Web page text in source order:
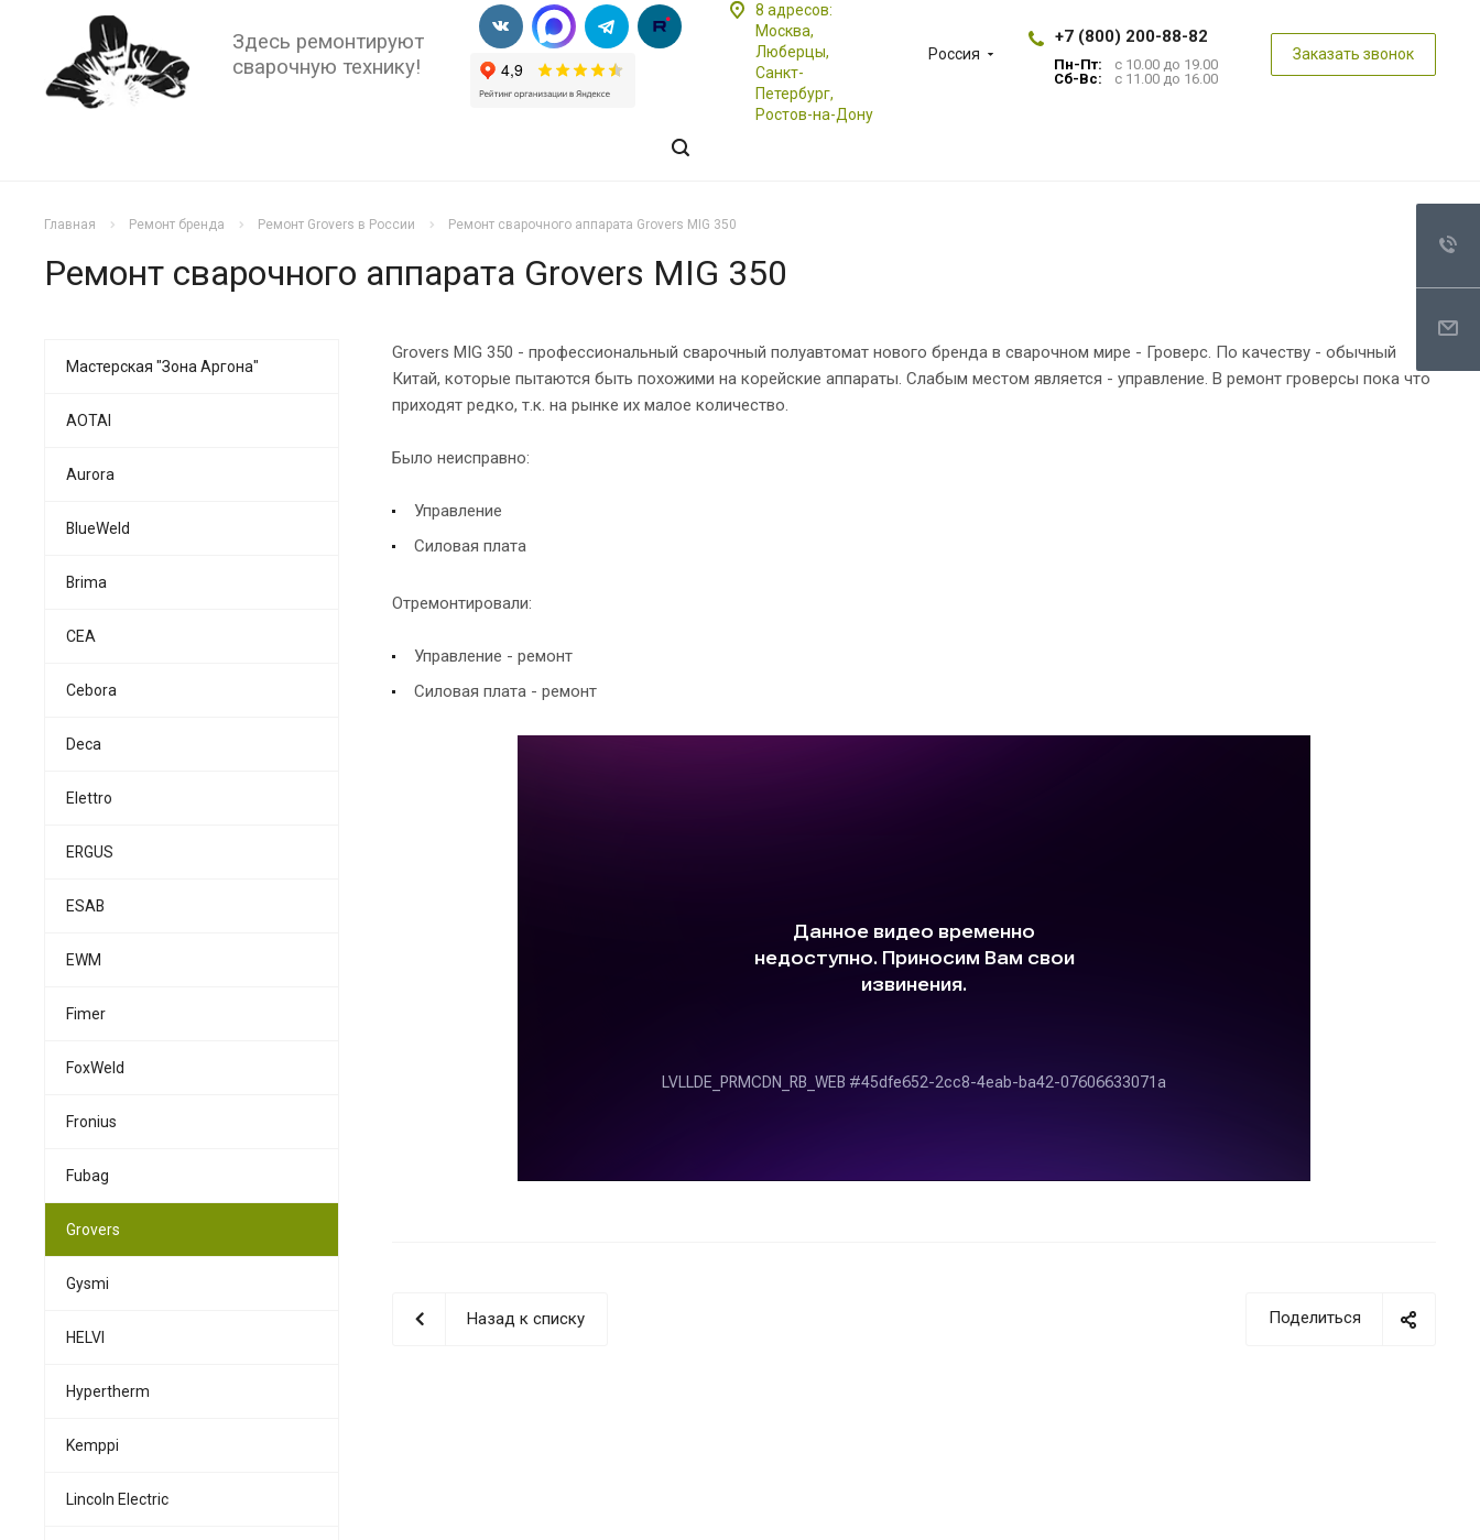
Здесь ремонтируют
сварочную технику!
Россия
+7 (800) 200-88-82
Пн-Пт:
с 10.00 до 19.00
Сб-Вс:
с 11.00 до 16.00
Заказать звонок
8 адресов:
Москва,
Люберцы,
Санкт-
Петербург,
Ростов-на-Дону
Главная Ремонт бренда Ремонт Grovers в России Ремонт сварочного аппарата Grovers MIG 350
Ремонт сварочного аппарата Grovers MIG 350
Grovers MIG 350 - профессиональный сварочный полуавтомат нового бренда в сварочном мире - Гроверс. По качеству - обычный
Китай, которые пытаются быть похожими на корейские аппараты. Слабым местом является - управление. В ремонт гроверсы пока что
приходят редко, т.к. на рынке их малое количество.
Было неисправно:
Управление
Силовая плата
Отремонтировали:
Управление - ремонт
Силовая плата - ремонт
Поделиться
Назад к списку
Мастерская "Зона Аргона"
AOTAI
Aurora
BlueWeld
Brima
CEA
Cebora
Deca
Elettro
ERGUS
ESAB
EWM
Fimer
FoxWeld
Fronius
Fubag
Grovers
Gysmi
HELVI
Hypertherm
Kemppi
Lincoln Electric